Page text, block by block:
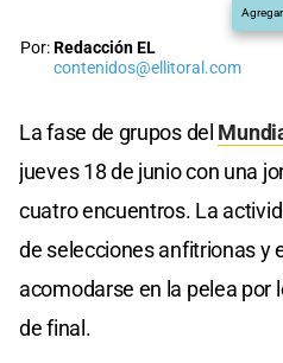
Por:Redacción EL
contenidos@ellitoral.com
La fase de grupos del
jueves 18 de junio con una
cuatro encuentros. La
de selecciones anfitrionas y
acomodarse en la pelea por
de final.